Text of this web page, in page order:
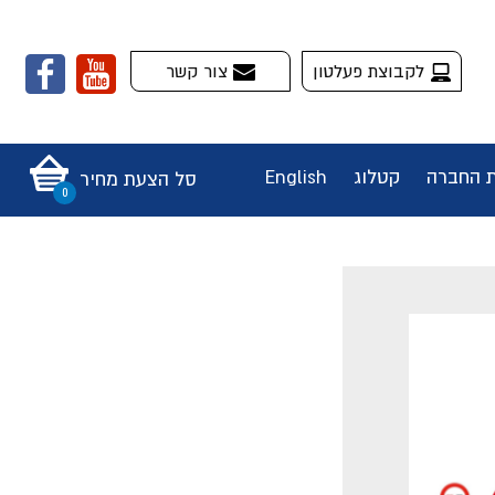
לקבוצת פעלטון צור קשר
החברה קטלוג English סל הצעת מחיר